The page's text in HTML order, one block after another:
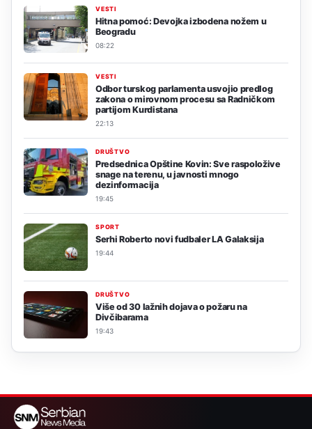
VESTI
Hitna pomoć: Devojka izbodena nožem u
Beogradu
08:22
VESTI
Odbor turskog parlamenta usvojio predlog
zakona o mirovnom procesu sa Radničkom
partijom Kurdistana
22:13
DRUŠTVO
Predsednica Opštine Kovin: Sve raspoložive
snage na terenu, u javnosti mnogo
dezinformacija
19:45
SPORT
Serhi Roberto novi fudbaler LA Galaksija
19:44
DRUŠTVO
Više od 30 lažnih dojava o požaru na
Divčibarama
19:43